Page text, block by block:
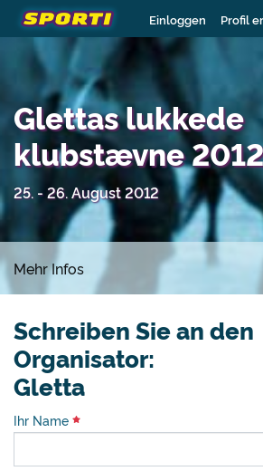
Einloggen Profil
Glettas lukkede
klubstævne 2012
25. - 26. August 2012
Mehr Infos
Schreiben Sie an den
Organisator:
Gletta
Ihr Name